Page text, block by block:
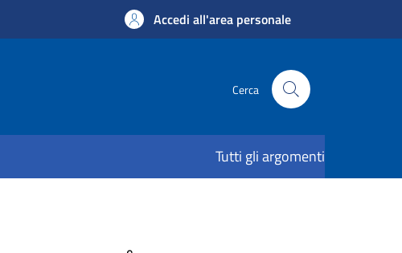
Accedi all'area personale
Cerca
Tutti gli argomenti